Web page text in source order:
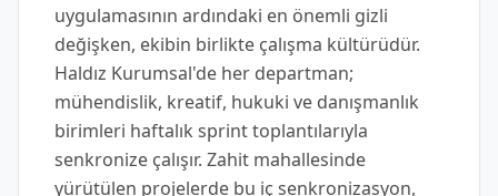
uygulamasının ardındaki en önemli gizli
değişken, ekibin birlikte çalışma kültürüdür.
Haldız Kurumsal'de her departman;
mühendislik, kreatif, hukuki ve danışmanlık
birimleri haftalık sprint toplantılarıyla
senkronize çalışır. Zahit mahallesinde
yürütülen projelerde bu iç senkronizasyon,